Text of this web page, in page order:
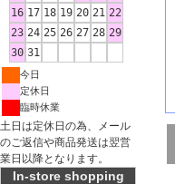
16 17 18 19 20 21 22
23 24 25 26 27 28 29
30 31
今日
定休日
臨時休業
土日は定休日の為、メール
のご返信や商品発送は翌営
業日以降となります。
In-store shopping